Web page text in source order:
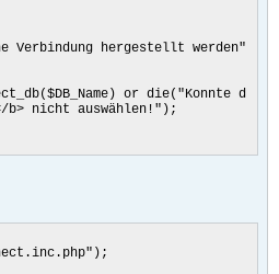
hergestellt werden"
or die("Konnte d
b> nicht auswählen!");